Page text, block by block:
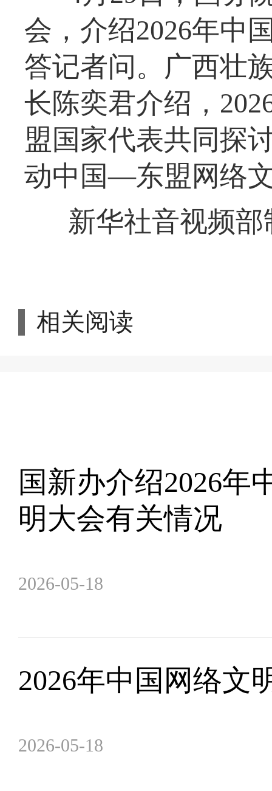
会，介绍2026年中
答记者问。广西壮
长陈奕君介绍，
盟国家代表共同探
动中国—东盟网络
新华社音视频部
相关阅读
国新办介绍2026年
明大会有关情况
2026-05-18
2026年中国网络文
2026-05-18